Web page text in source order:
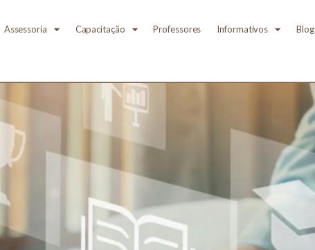
Assessoria Capacitação Professores Informativos Blog